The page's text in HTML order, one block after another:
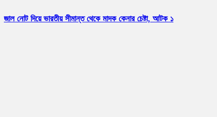
জাল নোট দিয়ে ভারতীয় সীমান্ত থেকে মাদক কেনার চেষ্টা, আটক ১